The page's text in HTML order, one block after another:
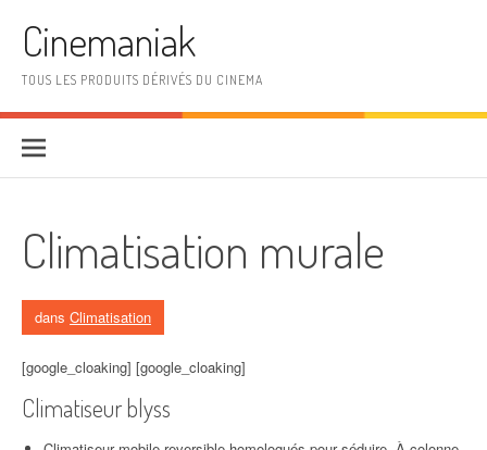
Cinemaniak
TOUS LES PRODUITS DÉRIVÉS DU CINEMA
Climatisation murale
dans Climatisation
[google_cloaking] [google_cloaking]
Climatiseur blyss